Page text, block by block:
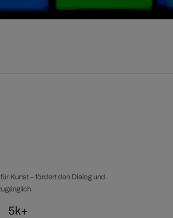
Kunst – fördert den Dialog und
5k+